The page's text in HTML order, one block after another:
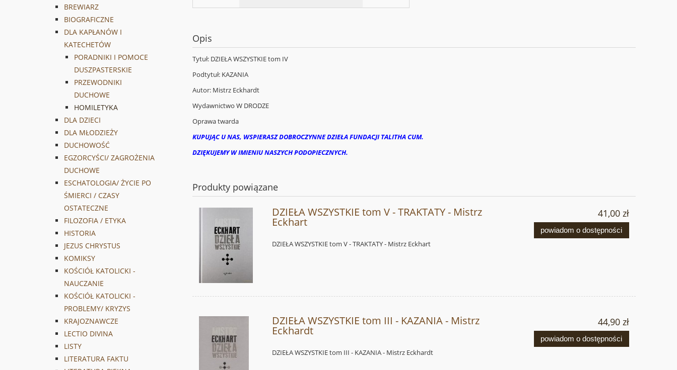
BREWIARZ
BIOGRAFICZNE
DLA KAPŁANÓW I
KATECHETÓW
PORADNIKI I POMOCE
DUSZPASTERSKIE
PRZEWODNIKI
DUCHOWE
HOMILETYKA
DLA DZIECI
DLA MŁODZIEŻY
DUCHOWOŚĆ
EGZORCYŚCI/ ZAGROŻENIA
DUCHOWE
ESCHATOLOGIA/ ŻYCIE PO
ŚMIERCI / CZASY
OSTATECZNE
FILOZOFIA / ETYKA
HISTORIA
JEZUS CHRYSTUS
KOMIKSY
KOŚCIÓŁ KATOLICKI -
NAUCZANIE
KOŚCIÓŁ KATOLICKI -
PROBLEMY/ KRYZYS
KRAJOZNAWCZE
LECTIO DIVINA
LISTY
LITERATURA FAKTU
Opis
Tytuł: DZIEŁA WSZYSTKIE tom IV
Podtytuł: KAZANIA
Autor: Mistrz Eckhardt
Wydawnictwo W DRODZE
Oprawa twarda
KUPUJĄC U NAS, WSPIERASZ DOBROCZYNNE DZIEŁA FUNDACJI TALITHA CUM.
DZIĘKUJEMY W IMIENIU NASZYCH PODOPIECZNYCH.
Produkty powiązane
DZIEŁA WSZYSTKIE tom V - TRAKTATY - Mistrz
Eckhart
DZIEŁA WSZYSTKIE tom V - TRAKTATY - Mistrz Eckhart
41,00 zł
powiadom o dostępności
DZIEŁA WSZYSTKIE tom III - KAZANIA - Mistrz
Eckhardt
DZIEŁA WSZYSTKIE tom III - KAZANIA - Mistrz Eckhardt
44,90 zł
powiadom o dostępności